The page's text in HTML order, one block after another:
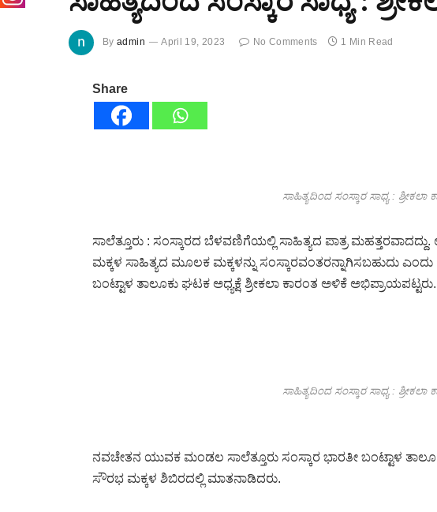
By admin April 19, 2023 No Comments 1 Min Read
Share
ಸಾಹಿತ್ಯದಿಂದ ಸಂಸ್ಕಾರ ಸಾಧ್ಯ : ಶ್ರೀಕಲಾ
ಸಾಲೆತ್ತೂರು : ಸಂಸ್ಕಾರದ ಬೆಳವಣಿಗೆಯಲ್ಲಿ ಸಾಹಿತ್ಯದ ಪಾತ್ರ
ಮಕ್ಕಳ ಸಾಹಿತ್ಯದ ಮೂಲಕ ಮಕ್ಕಳನ್ನು ಸಂಸ್ಕಾರವಂತರನ್ನಾಗಿಸಬಹುದು ಎಂದು
ಬಂಟ್ಟಾಳ ತಾಲೂಕು ಘಟಕ ಅಧ್ಯಕ್ಷೆ ಶ್ರೀಕಲಾ ಕಾರಂತ ಅಳಿಕೆ ಅಭಿಪ್ರಾಯಪಟ್ಟರು.
ಸಾಹಿತ್ಯದಿಂದ ಸಂಸ್ಕಾರ ಸಾಧ್ಯ : ಶ್ರೀಕಲಾ
ನವಚೇತನ ಯುವಕ ಮಂಡಲ ಸಾಲೆತ್ತೂರು ಸಂಸ್ಕಾರ ಭಾರತೀ ಬಂಟ್ಟಾಳ
ಸೌರಭ ಮಕ್ಕಳ ಶಿಬಿರದಲ್ಲಿ ಮಾತನಾಡಿದರು.